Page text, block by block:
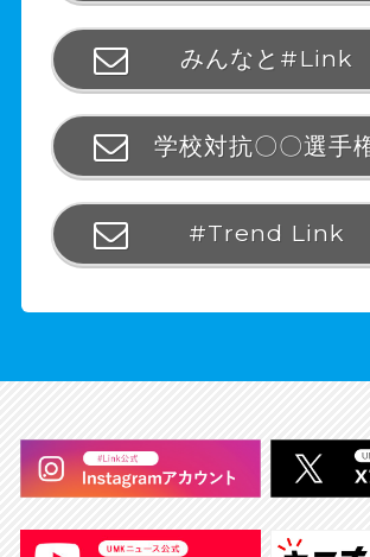
みんなと#Link
学校対抗〇〇選手
#Trend Link